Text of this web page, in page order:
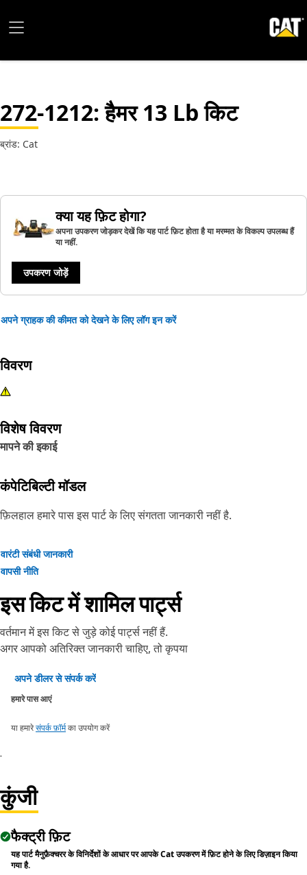
272-1212: हैमर 13 Lb किट
ब्रांड: Cat
क्या यह फ़िट होगा?
अपना उपकरण जोड़कर देखें कि यह पार्ट फ़िट होता है या मरम्मत के विकल्प उपलब्ध हैं
या नहीं.
उपकरण जोड़ें
अपने ग्राहक की कीमत को देखने के लिए लॉग इन करें
विवरण
विशेष विवरण
मापने की इकाई
कंपेटिबिल्टी मॉडल
फ़िलहाल हमारे पास इस पार्ट के लिए संगतता जानकारी नहीं है.
वारंटी संबंधी जानकारी
वापसी नीति
इस किट में शामिल पार्ट्स
वर्तमान में इस किट से जुड़े कोई पार्ट्स नहीं हैं.
अगर आपको अतिरिक्त जानकारी चाहिए, तो कृपया
अपने डीलर से संपर्क करें
हमारे पास आएं
या हमारेसंपर्क फ़ॉर्मका उपयोग करें
.
कुंजी
फैक्ट्री फ़िट
यह पार्ट मैनुफ़ैक्चरर के विनिर्देशों के आधार पर आपके Cat उपकरण में फ़िट होने के लिए डिज़ाइन किया
गया है.